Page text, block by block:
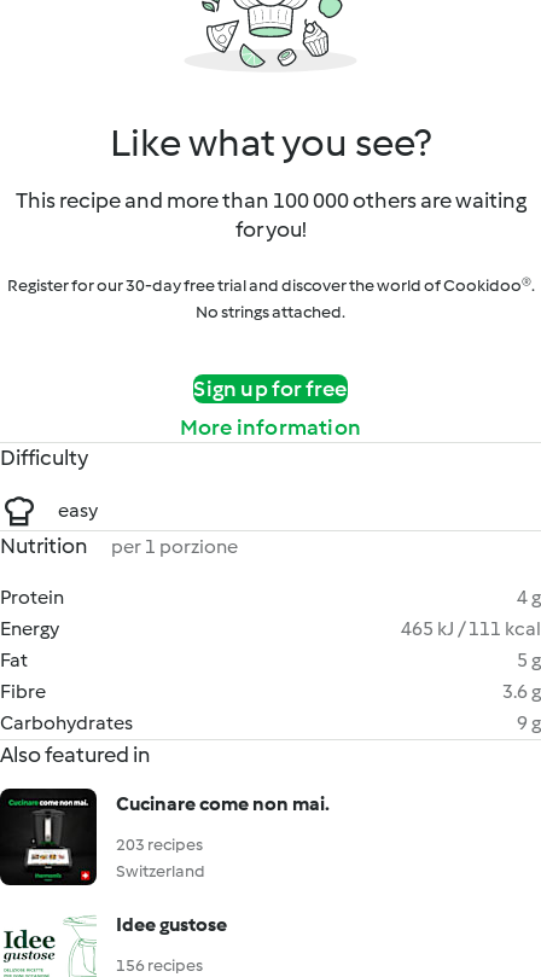
Like what you see?
This recipe and more than 100 000 others are waiting
for you!
Register for our 30-day free trial and discover the world of Cookidoo®.
No strings attached.
Sign up for free
More information
Difficulty
easy
Nutrition per 1 porzione
Protein
4 g
Energy
465 kJ / 111 kcal
Fat
5 g
Fibre
3.6 g
Carbohydrates
9 g
Also featured in
Cucinare come non mai.
203 recipes
Switzerland
Idee gustose
156 recipes